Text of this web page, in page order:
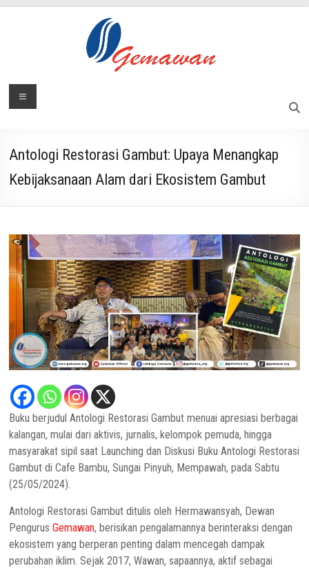
Lembaga
Swadaya
Menu
Antologi Restorasi Gambut: Upaya Menangkap
Kebijaksanaan Alam dari Ekosistem Gambut
Buku berjudul Antologi Restorasi Gambut menuai apresiasi berbagai
kalangan, mulai dari aktivis, jurnalis, kelompok pemuda, hingga
masyarakat sipil saat Launching dan Diskusi Buku Antologi Restorasi
Gambut di Cafe Bambu, Sungai Pinyuh, Mempawah, pada Sabtu
(25/05/2024).
Antologi Restorasi Gambut ditulis oleh Hermawansyah, Dewan
PengurusGemawan, berisikan pengalamannya berinteraksi dengan
ekosistem yang berperan penting dalam mencegah dampak
perubahan iklim. Sejak 2017, Wawan, sapaannya, aktif sebagai